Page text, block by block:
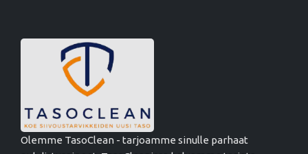
Olemme TasoClean - tarjoamme sinulle parhaat